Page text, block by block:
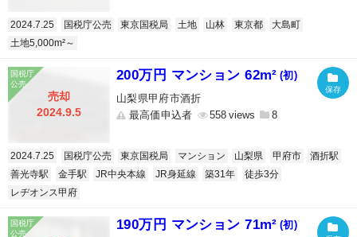
2024.7.25 国税庁公売 東京国税局 土地 山林 東京都
大島町
土地5,000m²～
売却
2024.9.5
200万円 マンション 62m² (初)
山梨県甲府市酒折
最高価申込者
558 8
2024.7.25 国税庁公売 東京国税局 マンション 山梨県 甲府市
酒折駅
善光寺駅
金手駅 JR中央本線 JR身延線 築31年
徒歩3分
レヂオンス甲府
190万円 マンション 71m² (初)